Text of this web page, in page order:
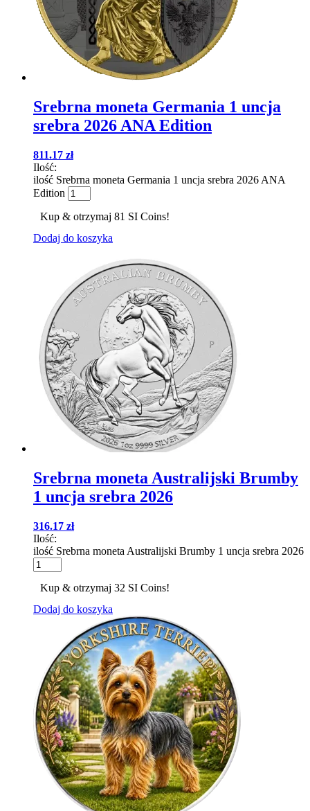
Srebrna moneta Germania 1 uncja
srebra 2026 ANA Edition
811.17 zł
Ilość:
ilość Srebrna moneta Germania 1 uncja srebra 2026 ANA
Edition
Kup & otrzymaj 81 SI Coins!
Dodaj do koszyka
Srebrna moneta Australijski Brumby
1 uncja srebra 2026
316.17 zł
Ilość:
ilość Srebrna moneta Australijski Brumby 1 uncja srebra 2026
Kup & otrzymaj 32 SI Coins!
Dodaj do koszyka